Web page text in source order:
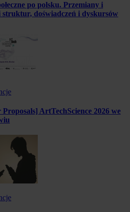
po polsku. Przemiany i
struktur, doświadczeń i dyskursów
ArtTechScience 2026 we